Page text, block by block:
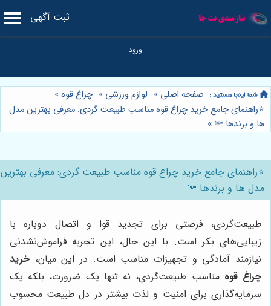
ثبت آگهی
صفحه اصلی » لوازم ورزشی » چراغ قوه»
⭐️راهنمای جامع خرید چراغ قوه مناسب طبیعت گردی: معرفی بهترین مدل
ها و برندها 🔦 »
⭐️راهنمای جامع خرید چراغ قوه مناسب طبیعت گردی: معرفی بهترین
مدل ها و برندها 🔦
طبیعت‌گردی، فرصتی برای تجدید قوا و اتصال دوباره با
زیبایی‌های بکر است. با این حال، این تجربه فراموش‌نشدنی
نیازمند آمادگی و تجهیزات مناسب است. در این میان، خرید
چراغ قوه مناسب طبیعت‌گردی، نه تنها یک ضرورت، بلکه یک
سرمایه‌گذاری برای امنیت و لذت بیشتر در دل طبیعت محسوب